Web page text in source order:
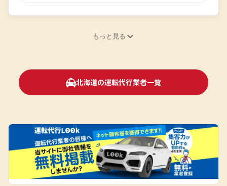
もっと見る
北海道の運転代行業者一覧